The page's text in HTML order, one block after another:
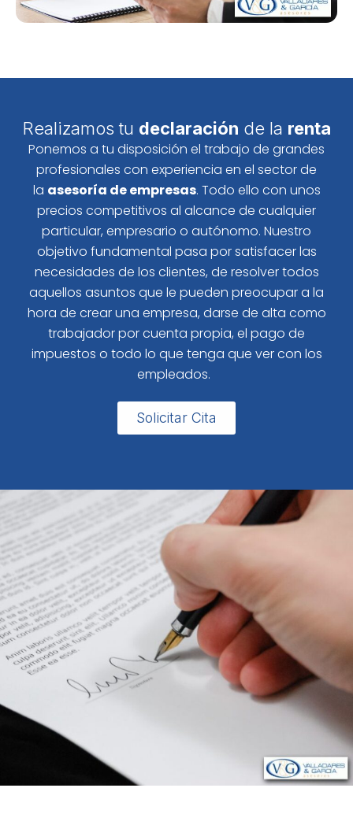
Realizamos tu declaración de la renta
Ponemos a tu disposición el trabajo de grandes
profesionales con experiencia en el sector de
la asesoría de empresas. Todo ello con unos
precios competitivos al alcance de cualquier
particular, empresario o autónomo. Nuestro
objetivo fundamental pasa por satisfacer las
necesidades de los clientes, de resolver todos
aquellos asuntos que le pueden preocupar a la
hora de crear una empresa, darse de alta como
trabajador por cuenta propia, el pago de
impuestos o todo lo que tenga que ver con los
empleados.
Solicitar Cita